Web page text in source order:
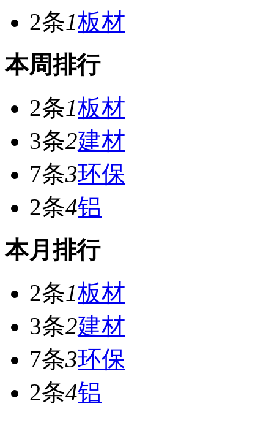
2条1板材
本周排行
2条1板材
3条2建材
7条3环保
2条4铝
本月排行
2条1板材
3条2建材
7条3环保
2条4铝